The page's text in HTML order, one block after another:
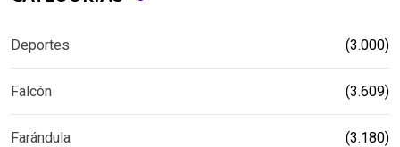
Deportes (3.000)
Falcón (3.609)
Farándula (3.180)